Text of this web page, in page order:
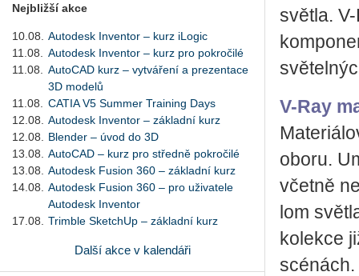
Nejbližší akce
10.08.
Autodesk Inventor – kurz iLogic
11.08.
Autodesk Inventor – kurz pro pokročilé
11.08.
AutoCAD kurz – vytváření a prezentace
3D modelů
11.08.
CATIA V5 Summer Training Days
12.08.
Autodesk Inventor – základní kurz
12.08.
Blender – úvod do 3D
13.08.
AutoCAD – kurz pro středně pokročilé
13.08.
Autodesk Fusion 360 – základní kurz
14.08.
Autodesk Fusion 360 – pro uživatele
Autodesk Inventor
17.08.
Trimble SketchUp – základní kurz
Další akce v kalendáři
světla.
V-Ray
oboru.
včetně
lom
kolekce
scénách.